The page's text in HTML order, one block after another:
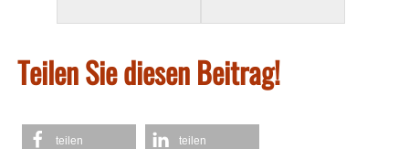
Teilen Sie diesen Beitrag!
teilen teilen